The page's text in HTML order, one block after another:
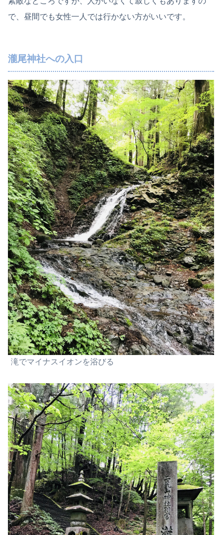
で、昼間でも女性一人では行かない方がいいです。
瀧尾神社への入口
滝でマイナスイオンを浴びる